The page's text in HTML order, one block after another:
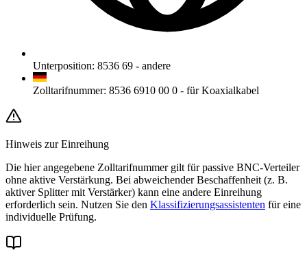
Unterposition: 8536 69 - andere
Zolltarifnummer: 8536 6910 00 0 - für Koaxialkabel
Hinweis zur Einreihung
Die hier angegebene Zolltarifnummer gilt für passive BNC-Verteiler
ohne aktive Verstärkung. Bei abweichender Beschaffenheit (z. B.
aktiver Splitter mit Verstärker) kann eine andere Einreihung
erforderlich sein. Nutzen Sie den Klassifizierungsassistenten für eine
individuelle Prüfung.